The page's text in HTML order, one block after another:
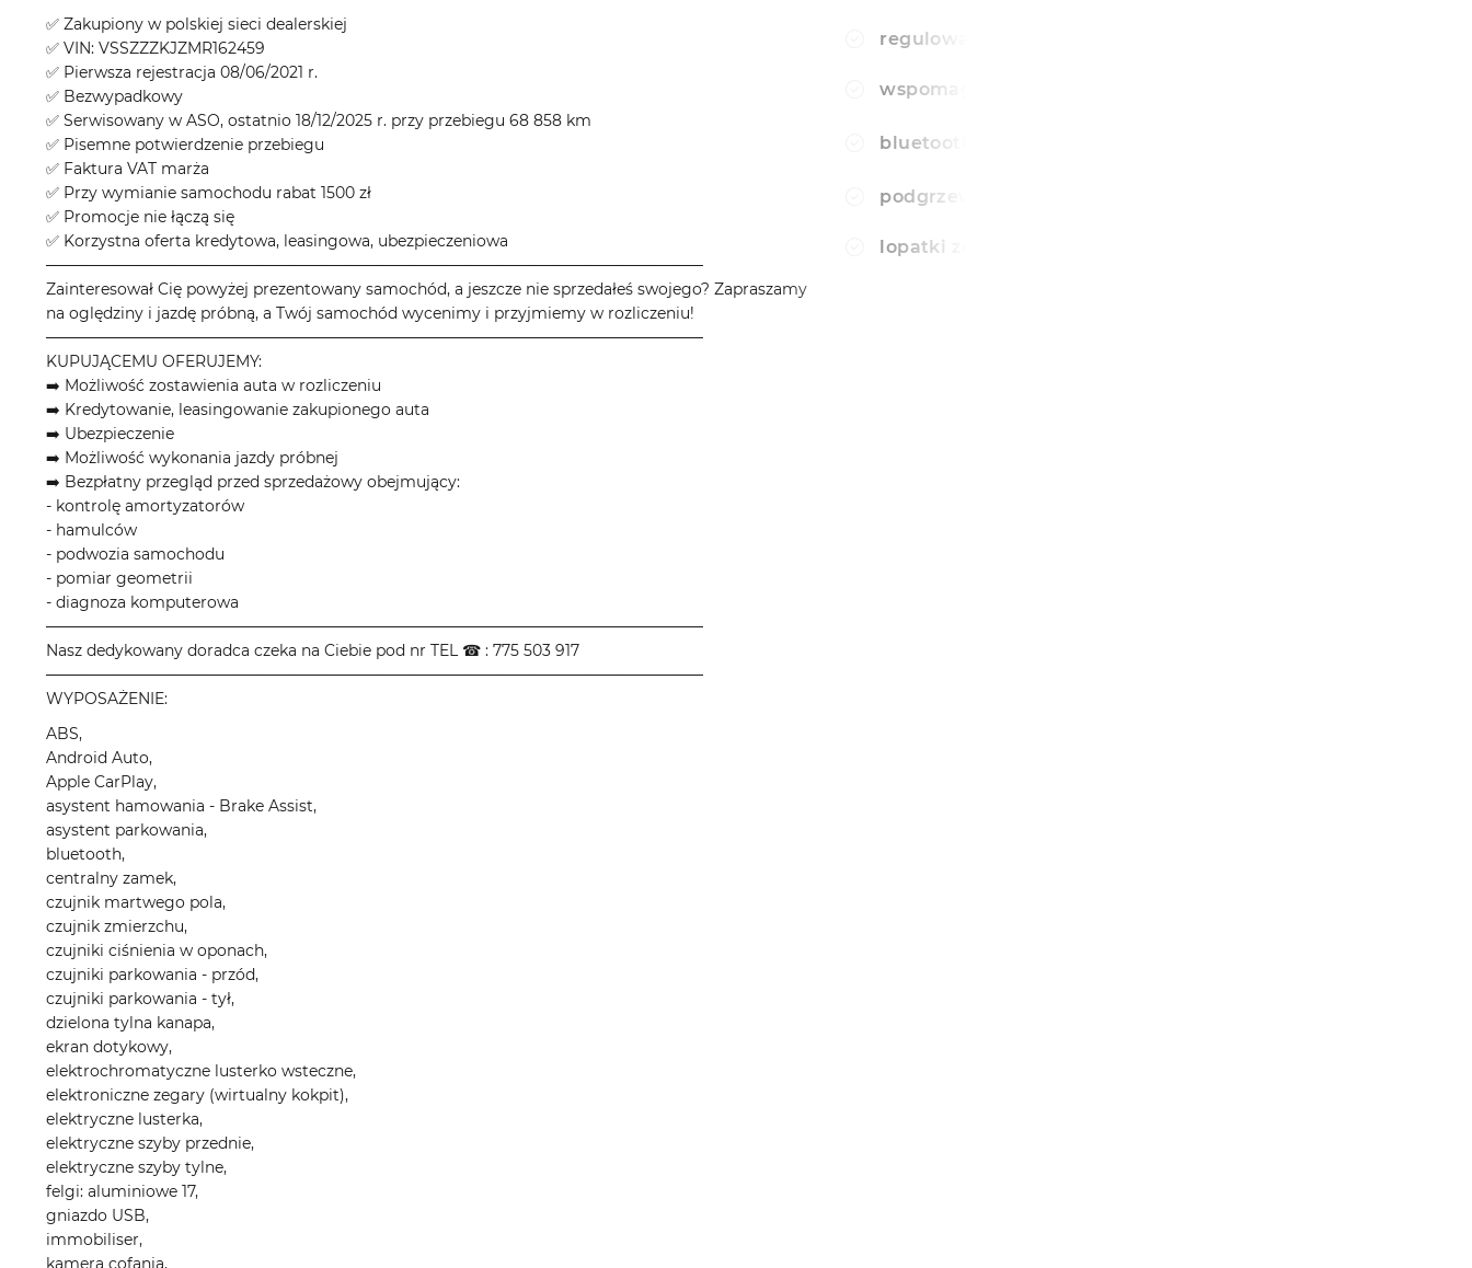
✅ Zakupiony w polskiej sieci dealerskiej
✅ VIN: VSSZZZKJZMR162459
✅ Pierwsza rejestracja 08/06/2021 r.
✅ Bezwypadkowy
✅ Serwisowany w ASO, ostatnio 18/12/2025 r. przy przebiegu 68 858 km
✅ Pisemne potwierdzenie przebiegu
✅ Faktura VAT marża
✅ Przy wymianie samochodu rabat 1500 zł
✅ Promocje nie łączą się
✅ Korzystna oferta kredytowa, leasingowa, ubezpieczeniowa
────────────────────────────────────────────────────────────
Zainteresował Cię powyżej prezentowany samochód, a jeszcze nie sprzedałeś swojego? Zapraszamy
na oględziny i jazdę próbną, a Twój samochód wycenimy i przyjmiemy w rozliczeniu!
────────────────────────────────────────────────────────────
KUPUJĄCEMU OFERUJEMY:
➡️ Możliwość zostawienia auta w rozliczeniu
➡️ Kredytowanie, leasingowanie zakupionego auta
➡️ Ubezpieczenie
➡️ Możliwość wykonania jazdy próbnej
➡️ Bezpłatny przegląd przed sprzedażowy obejmujący:
- kontrolę amortyzatorów
- hamulców
- podwozia samochodu
- pomiar geometrii
- diagnoza komputerowa
────────────────────────────────────────────────────────────
Nasz dedykowany doradca czeka na Ciebie pod nr TEL ☎ : 775 503 917
────────────────────────────────────────────────────────────
WYPOSAŻENIE:
ABS,
Android Auto,
Apple CarPlay,
asystent hamowania - Brake Assist,
asystent parkowania,
bluetooth,
centralny zamek,
czujnik martwego pola,
czujnik zmierzchu,
czujniki ciśnienia w oponach,
czujniki parkowania - przód,
czujniki parkowania - tył,
dzielona tylna kanapa,
ekran dotykowy,
elektrochromatyczne lusterko wsteczne,
elektroniczne zegary (wirtualny kokpit),
elektryczne lusterka,
elektryczne szyby przednie,
elektryczne szyby tylne,
felgi: aluminiowe 17,
gniazdo USB,
immobiliser,
kamera cofania,
regulowana kierownica
wspomaganie kierownicy
bluetooth
podgrzewana tylna szyba
lopatki zmiany biegow